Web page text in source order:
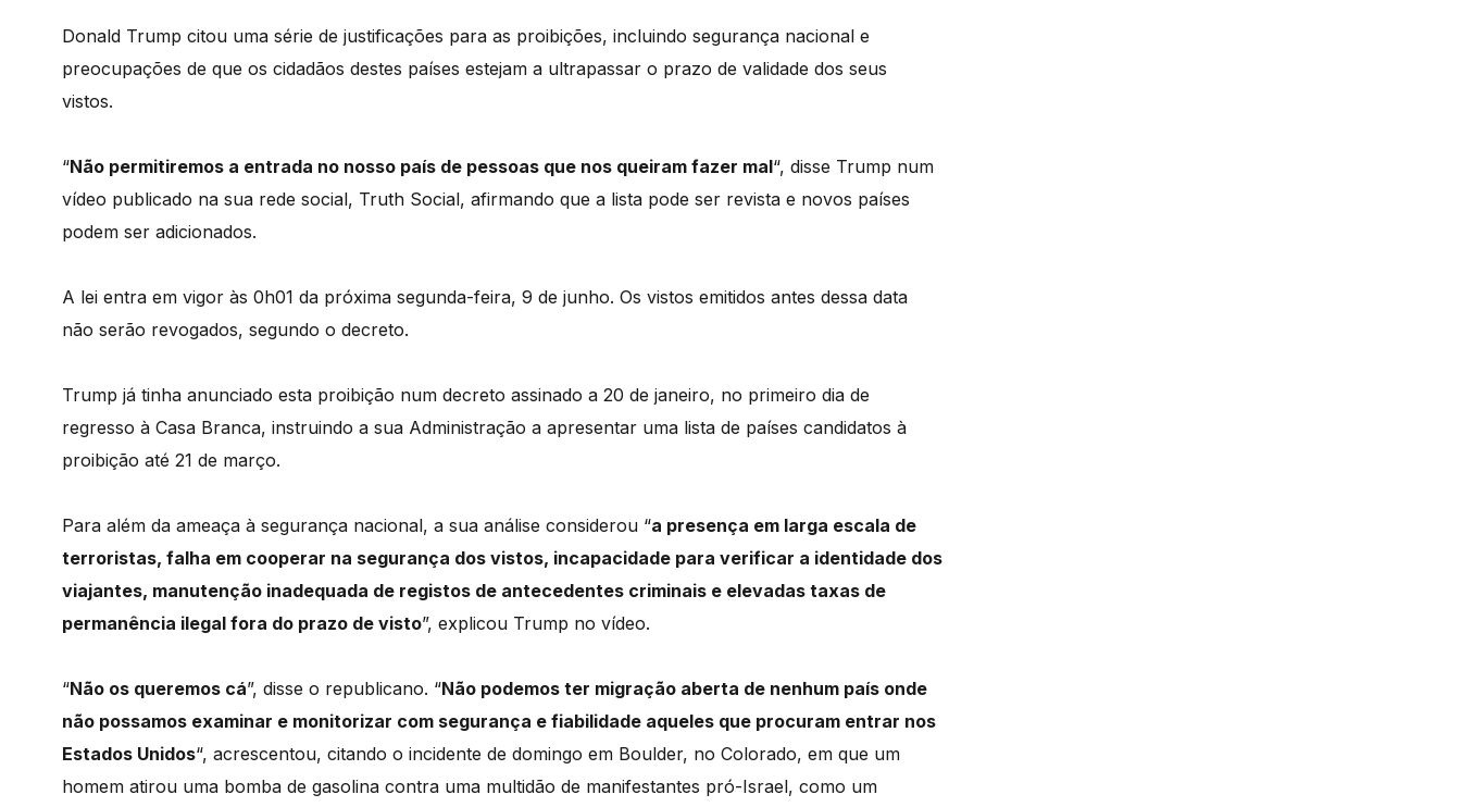
Donald Trump citou uma série de justificações para as proibições, incluindo segurança nacional e
preocupações de que os cidadãos destes países estejam a ultrapassar o prazo de validade dos seus
vistos.
“Não permitiremos a entrada no nosso país de pessoas que nos queiram fazer mal“, disse Trump num
vídeo publicado na sua rede social, Truth Social, afirmando que a lista pode ser revista e novos países
podem ser adicionados.
A lei entra em vigor às 0h01 da próxima segunda-feira, 9 de junho. Os vistos emitidos antes dessa data
não serão revogados, segundo o decreto.
Trump já tinha anunciado esta proibição num decreto assinado a 20 de janeiro, no primeiro dia de
regresso à Casa Branca, instruindo a sua Administração a apresentar uma lista de países candidatos à
proibição até 21 de março.
Para além da ameaça à segurança nacional, a sua análise considerou “a presença em larga escala de
terroristas, falha em cooperar na segurança dos vistos, incapacidade para verificar a identidade dos
viajantes, manutenção inadequada de registos de antecedentes criminais e elevadas taxas de
permanência ilegal fora do prazo de visto”, explicou Trump no vídeo.
“Não os queremos cá”, disse o republicano. “Não podemos ter migração aberta de nenhum país onde
não possamos examinar e monitorizar com segurança e fiabilidade aqueles que procuram entrar nos
Estados Unidos“, acrescentou, citando o incidente de domingo em Boulder, no Colorado, em que um
homem atirou uma bomba de gasolina contra uma multidão de manifestantes pró-Israel, como um